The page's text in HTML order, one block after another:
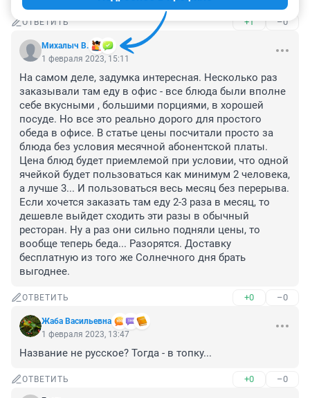
ОТВЕТИТЬ +1 –0
Михалыч В.
1 февраля 2023, 15:11
На самом деле, задумка интересная. Несколько раз
заказывали там еду в офис - все блюда были вполне
себе вкусными , большими порциями, в хорошей
посуде. Но все это реально дорого для простого
обеда в офисе. В статье цены посчитали просто за
блюда без условия месячной абонентской платы.
Цена блюд будет приемлемой при условии, что одной
ячейкой будет пользоваться как минимум 2 человека,
а лучше 3... И пользоваться весь месяц без перерыва.
Если хочется заказать там еду 2-3 раза в месяц, то
дешевле выйдет сходить эти разы в обычный
ресторан. Ну а раз они сильно подняли цены, то
вообще теперь беда... Разорятся. Доставку
бесплатную из того же Солнечного дня брать
выгоднее.
ОТВЕТИТЬ +0 –0
Жаба Васильевна
1 февраля 2023, 13:47
Название не русское? Тогда - в топку...
ОТВЕТИТЬ +0 –0